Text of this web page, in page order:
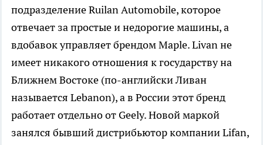
подразделение Ruilan Automobile, которое
отвечает за простые и недорогие машины, а
вдобавок управляет брендом Maple. Livan не
имеет никакого отношения к государству на
Ближнем Востоке (по-английски Ливан
называется Lebanon), а в России этот бренд
работает отдельно от Geely. Новой маркой
занялся бывший дистрибьютор компании Lifan,